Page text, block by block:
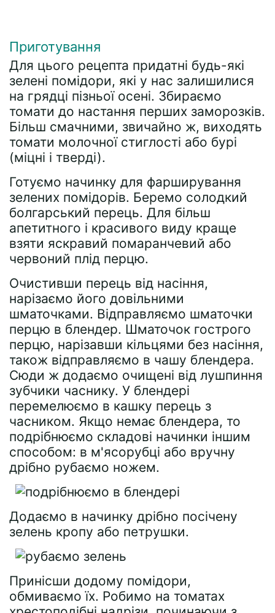
Приготування
Для цього рецепта придатні будь-які
зелені помідори, які у нас залишилися
на грядці пізньої осені. Збираємо
томати до настання перших заморозків.
Більш смачними, звичайно ж, виходять
томати молочної стиглості або бурі
(міцні і тверді).
Готуємо начинку для фарширування
зелених помідорів. Беремо солодкий
болгарський перець. Для більш
апетитного і красивого виду краще
взяти яскравий помаранчевий або
червоний плід перцю.
Очистивши перець від насіння,
нарізаємо його довільними
шматочками. Відправляємо шматочки
перцю в блендер. Шматочок гострого
перцю, нарізавши кільцями без насіння,
також відправляємо в чашу блендера.
Сюди ж додаємо очищені від лушпиння
зубчики часнику. У блендері
перемелюємо в кашку перець з
часником. Якщо немає блендера, то
подрібнюємо складові начинки іншим
способом: в м'ясорубці або вручну
дрібно рубаємо ножем.
Додаємо в начинку дрібно посічену
зелень кропу або петрушки.
Принісши додому помідори,
обмиваємо їх. Робимо на томатах